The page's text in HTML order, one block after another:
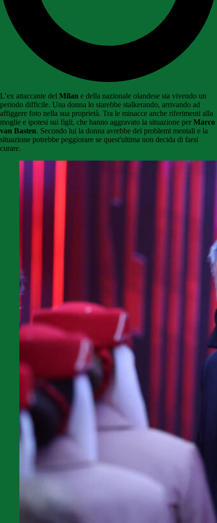
L’ex attaccante del Milan e della nazionale olandese sta vivendo un
periodo difficile. Una donna lo starebbe stalkerando, arrivando ad
affiggere foto nella sua proprietà. Tra le minacce anche riferimenti alla
moglie e ipotesi sui figli, che hanno aggravato la situazione per Marco
van Basten. Secondo lui la donna avrebbe dei problemi mentali e la
situazione potrebbe peggiorare se quest'ultima non decida di farsi
curare.